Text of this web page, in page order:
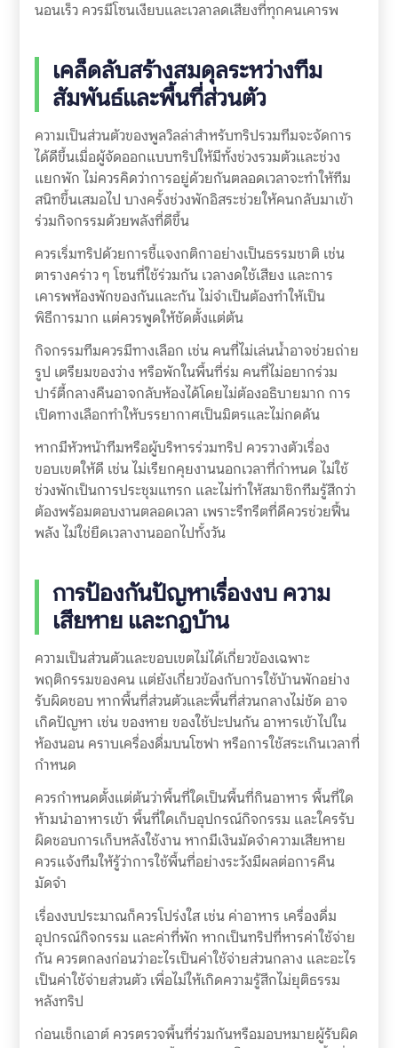
นอนเร็ว ควรมีโซนเงียบและเวลาลดเสียงที่ทุกคนเคารพ
เคล็ดลับสร้างสมดุลระหว่างทีม
สัมพันธ์และพื้นที่ส่วนตัว
ความเป็นส่วนตัวของพูลวิลล่าสำหรับทริปรวมทีมจะจัดการ
ได้ดีขึ้นเมื่อผู้จัดออกแบบทริปให้มีทั้งช่วงรวมตัวและช่วง
แยกพัก ไม่ควรคิดว่าการอยู่ด้วยกันตลอดเวลาจะทำให้ทีม
สนิทขึ้นเสมอไป บางครั้งช่วงพักอิสระช่วยให้คนกลับมาเข้า
ร่วมกิจกรรมด้วยพลังที่ดีขึ้น
ควรเริ่มทริปด้วยการชี้แจงกติกาอย่างเป็นธรรมชาติ เช่น
ตารางคร่าว ๆ โซนที่ใช้ร่วมกัน เวลางดใช้เสียง และการ
เคารพห้องพักของกันและกัน ไม่จำเป็นต้องทำให้เป็น
พิธีการมาก แต่ควรพูดให้ชัดตั้งแต่ต้น
กิจกรรมทีมควรมีทางเลือก เช่น คนที่ไม่เล่นน้ำอาจช่วยถ่าย
รูป เตรียมของว่าง หรือพักในพื้นที่ร่ม คนที่ไม่อยากร่วม
ปาร์ตี้กลางคืนอาจกลับห้องได้โดยไม่ต้องอธิบายมาก การ
เปิดทางเลือกทำให้บรรยากาศเป็นมิตรและไม่กดดัน
หากมีหัวหน้าทีมหรือผู้บริหารร่วมทริป ควรวางตัวเรื่อง
ขอบเขตให้ดี เช่น ไม่เรียกคุยงานนอกเวลาที่กำหนด ไม่ใช้
ช่วงพักเป็นการประชุมแทรก และไม่ทำให้สมาชิกทีมรู้สึกว่า
ต้องพร้อมตอบงานตลอดเวลา เพราะรีทรีตที่ดีควรช่วยฟื้น
พลัง ไม่ใช่ยืดเวลางานออกไปทั้งวัน
การป้องกันปัญหาเรื่องงบ ความ
เสียหาย และกฎบ้าน
ความเป็นส่วนตัวและขอบเขตไม่ได้เกี่ยวข้องเฉพาะ
พฤติกรรมของคน แต่ยังเกี่ยวข้องกับการใช้บ้านพักอย่าง
รับผิดชอบ หากพื้นที่ส่วนตัวและพื้นที่ส่วนกลางไม่ชัด อาจ
เกิดปัญหา เช่น ของหาย ของใช้ปะปนกัน อาหารเข้าไปใน
ห้องนอน คราบเครื่องดื่มบนโซฟา หรือการใช้สระเกินเวลาที่
กำหนด
ควรกำหนดตั้งแต่ต้นว่าพื้นที่ใดเป็นพื้นที่กินอาหาร พื้นที่ใด
ห้ามนำอาหารเข้า พื้นที่ใดเก็บอุปกรณ์กิจกรรม และใครรับ
ผิดชอบการเก็บหลังใช้งาน หากมีเงินมัดจำความเสียหาย
ควรแจ้งทีมให้รู้ว่าการใช้พื้นที่อย่างระวังมีผลต่อการคืน
มัดจำ
เรื่องงบประมาณก็ควรโปร่งใส เช่น ค่าอาหาร เครื่องดื่ม
อุปกรณ์กิจกรรม และค่าที่พัก หากเป็นทริปที่หารค่าใช้จ่าย
กัน ควรตกลงก่อนว่าอะไรเป็นค่าใช้จ่ายส่วนกลาง และอะไร
เป็นค่าใช้จ่ายส่วนตัว เพื่อไม่ให้เกิดความรู้สึกไม่ยุติธรรม
หลังทริป
ก่อนเช็กเอาต์ ควรตรวจพื้นที่ร่วมกันหรือมอบหมายผู้รับผิด